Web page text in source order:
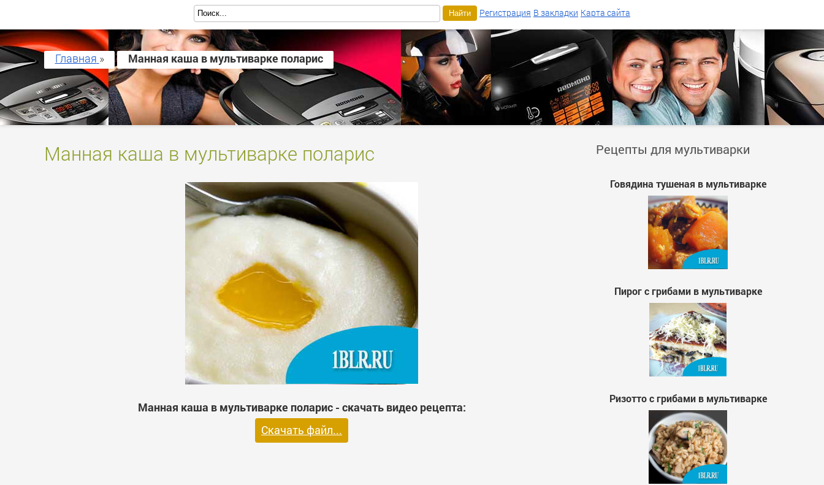
Манная каша в мультиварке поларис
Манная каша в мультиварке поларис - скачать видео рецепта:
Скачать файл...
Главная » Манная каша в мультиварке поларис
Рецепты для мультиварки
Говядина тушеная в мультиварке
Пирог с грибами в мультиварке
Ризотто с грибами в мультиварке
Регистрация В закладки Карта сайта